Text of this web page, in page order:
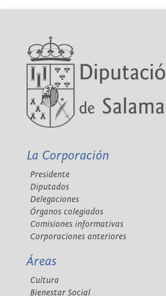
La Corporación
Presidente
Diputados
Delegaciones
Órganos colegiados
Comisiones informativas
Corporaciones anteriores
Áreas
Cultura
Bienestar Social